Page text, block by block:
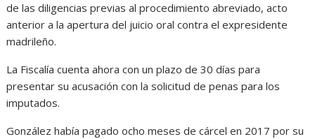
de las diligencias previas al procedimiento abreviado, acto
anterior a la apertura del juicio oral contra el expresidente
madrileño.
La Fiscalía cuenta ahora con un plazo de 30 días para
presentar su acusación con la solicitud de penas para los
imputados.
González había pagado ocho meses de cárcel en 2017 por su